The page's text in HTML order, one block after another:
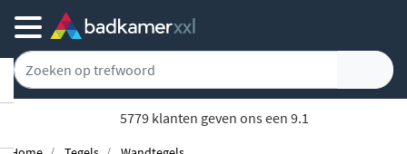
5779 klanten geven ons een 9.1